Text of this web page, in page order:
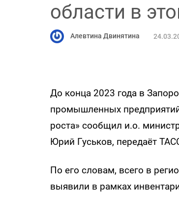
области в
Алевтина Двинятина
До конца 2023 года в
промышленных
роста» сообщил и.о.
Юрий Гуськов, передаёт
По его словам, всего в
выявили в рамках